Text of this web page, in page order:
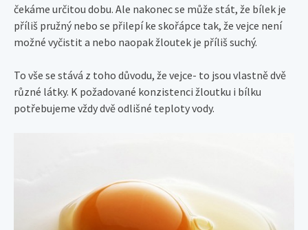
čekáme určitou dobu. Ale nakonec se může stát, že bílek je
příliš pružný nebo se přilepí ke skořápce tak, že vejce není
možné vyčistit a nebo naopak žloutek je příliš suchý.
To vše se stává z toho důvodu, že vejce- to jsou vlastně dvě
různé látky. K požadované konzistenci žloutku i bílku
potřebujeme vždy dvě odlišné teploty vody.